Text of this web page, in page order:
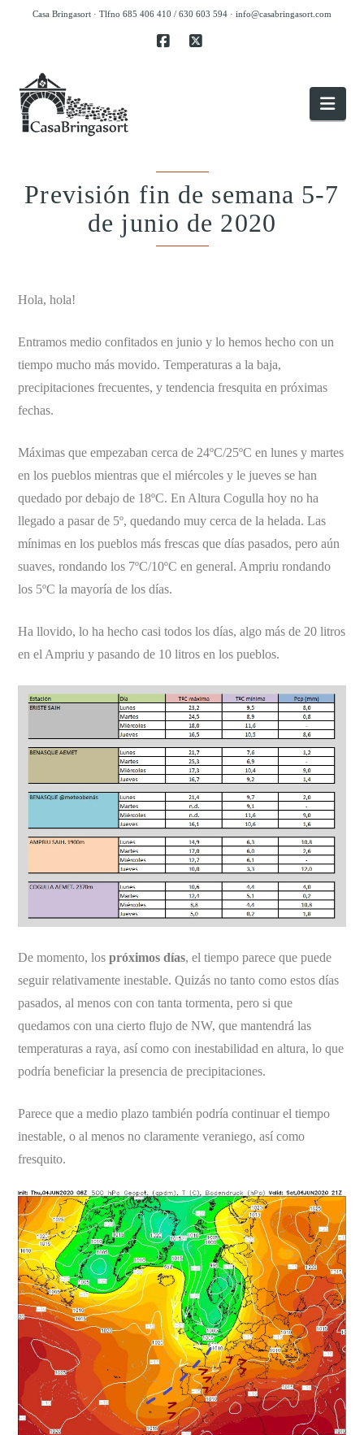
Casa Bringasort · Tlfno 685 406 410 / 630 603 594 · info@casabringasort.com
Previsión fin de semana 5-7
de junio de 2020
Hola, hola!
Entramos medio confitados en junio y lo hemos hecho con un
tiempo mucho más movido. Temperaturas a la baja,
precipitaciones frecuentes, y tendencia fresquita en próximas
fechas.
Máximas que empezaban cerca de 24ºC/25ºC en lunes y martes
en los pueblos mientras que el miércoles y le jueves se han
quedado por debajo de 18ºC. En Altura Cogulla hoy no ha
llegado a pasar de 5º, quedando muy cerca de la helada. Las
mínimas en los pueblos más frescas que días pasados, pero aún
suaves, rondando los 7ºC/10ºC en general. Ampriu rondando
los 5ºC la mayoría de los días.
Ha llovido, lo ha hecho casi todos los días, algo más de 20 litros
en el Ampriu y pasando de 10 litros en los pueblos.
De momento, lospróximos días, el tiempo parece que puede
seguir relativamente inestable. Quizás no tanto como estos días
pasados, al menos con con tanta tormenta, pero si que
quedamos con una cierto flujo de NW, que mantendrá las
temperaturas a raya, así como con inestabilidad en altura, lo que
podría beneficiar la presencia de precipitaciones.
Parece que a medio plazo también podría continuar el tiempo
inestable, o al menos no claramente veraniego, así como
fresquito.